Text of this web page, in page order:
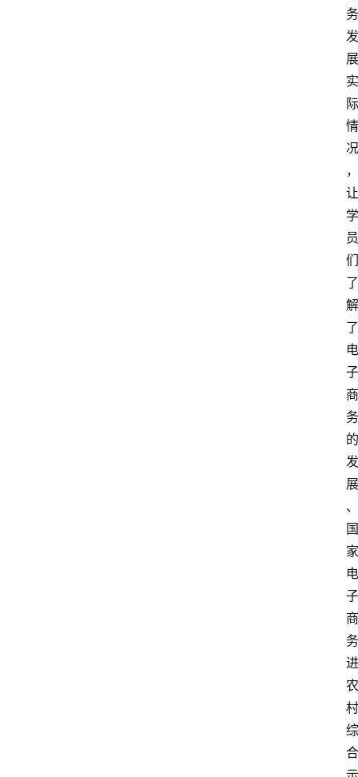
务
发
展
实
际
情
况
，
让
学
员
们
了
解
了
电
子
商
务
的
发
展
、
国
家
电
子
商
务
进
农
村
综
合